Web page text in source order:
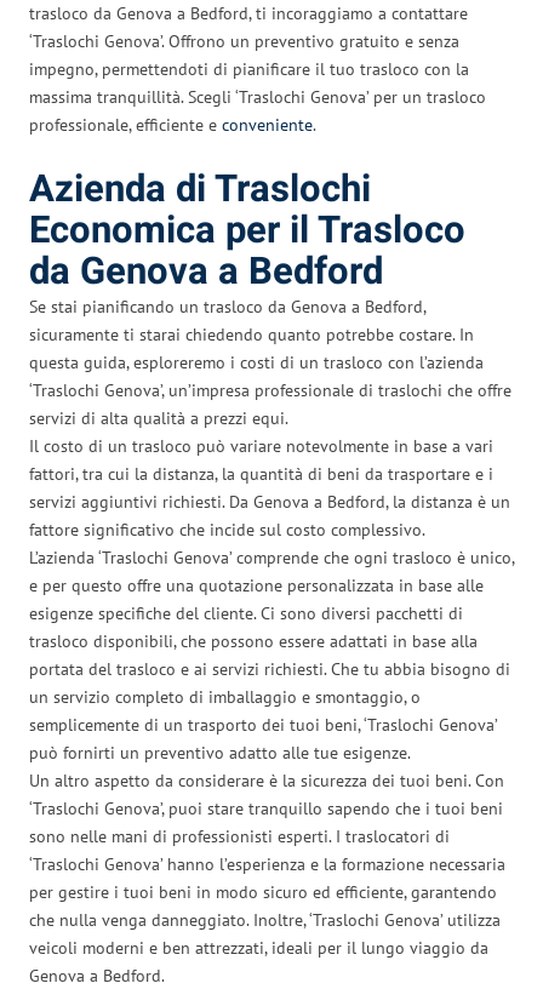
trasloco da Genova a Bedford, ti incoraggiamo a contattare
‘Traslochi Genova’. Offrono un preventivo gratuito e senza
impegno, permettendoti di pianificare il tuo trasloco con la
massima tranquillità. Scegli ‘Traslochi Genova’ per un trasloco
professionale, efficiente e conveniente.
Azienda di Traslochi
Economica per il Trasloco
da Genova a Bedford
Se stai pianificando un trasloco da Genova a Bedford,
sicuramente ti starai chiedendo quanto potrebbe costare. In
questa guida, esploreremo i costi di un trasloco con l’azienda
‘Traslochi Genova’, un’impresa professionale di traslochi che offre
servizi di alta qualità a prezzi equi.
Il costo di un trasloco può variare notevolmente in base a vari
fattori, tra cui la distanza, la quantità di beni da trasportare e i
servizi aggiuntivi richiesti. Da Genova a Bedford, la distanza è un
fattore significativo che incide sul costo complessivo.
L’azienda ‘Traslochi Genova’ comprende che ogni trasloco è unico,
e per questo offre una quotazione personalizzata in base alle
esigenze specifiche del cliente. Ci sono diversi pacchetti di
trasloco disponibili, che possono essere adattati in base alla
portata del trasloco e ai servizi richiesti. Che tu abbia bisogno di
un servizio completo di imballaggio e smontaggio, o
semplicemente di un trasporto dei tuoi beni, ‘Traslochi Genova’
può fornirti un preventivo adatto alle tue esigenze.
Un altro aspetto da considerare è la sicurezza dei tuoi beni. Con
‘Traslochi Genova’, puoi stare tranquillo sapendo che i tuoi beni
sono nelle mani di professionisti esperti. I traslocatori di
‘Traslochi Genova’ hanno l’esperienza e la formazione necessaria
per gestire i tuoi beni in modo sicuro ed efficiente, garantendo
che nulla venga danneggiato. Inoltre, ‘Traslochi Genova’ utilizza
veicoli moderni e ben attrezzati, ideali per il lungo viaggio da
Genova a Bedford.